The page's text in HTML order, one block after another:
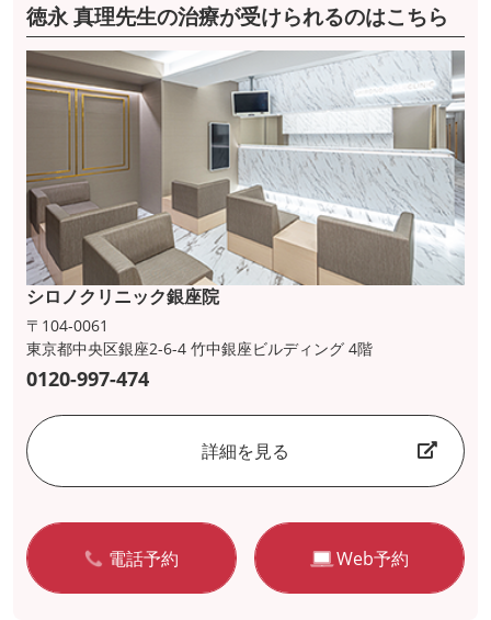
徳永 真理先生の治療が受けられるのはこちら
シロノクリニック銀座院
〒104-0061
東京都中央区銀座2-6-4 竹中銀座ビルディング 4階
0120-997-474
詳細を見る
電話予約 Web予約